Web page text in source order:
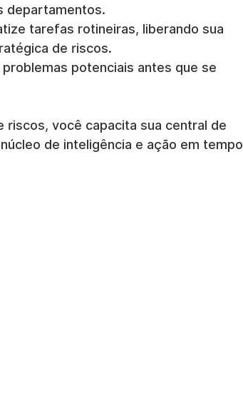
departamentos.
tarefas rotineiras, liberando sua
de riscos.
potenciais antes que se
você capacita sua central de
de inteligência e ação em tempo